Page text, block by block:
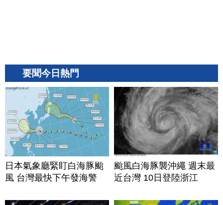
要聞今日熱門
日本氣象廳緊盯白海豚颱
風 台灣最快下午發海警
颱風白海豚襲沖繩 週末最
近台灣 10日登陸浙江